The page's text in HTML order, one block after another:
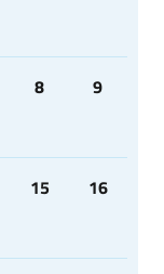
8 9
15 16